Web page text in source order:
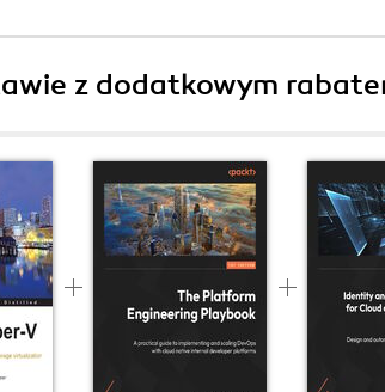
z dodatkowym